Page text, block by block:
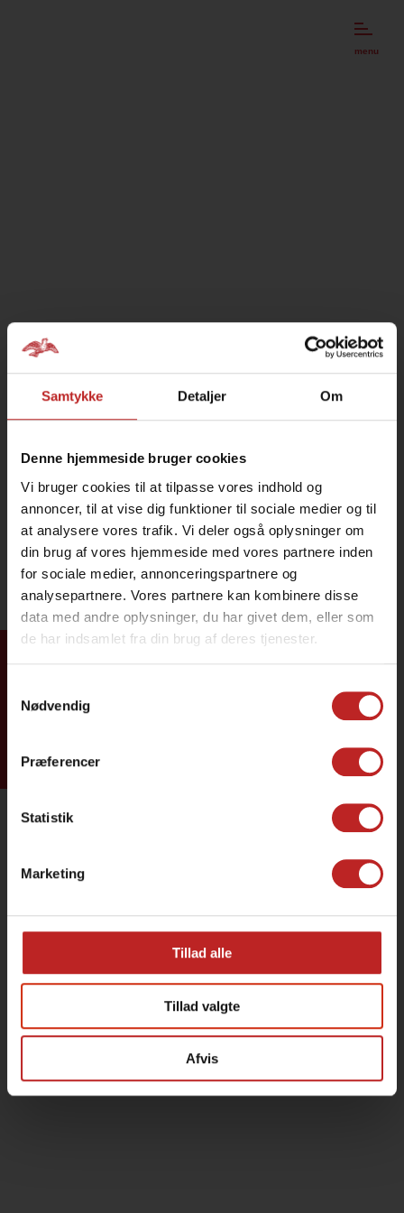
Samtykke Detaljer Om
Denne hjemmeside bruger cookies
Vi bruger cookies til at tilpasse vores indhold og
annoncer, til at vise dig funktioner til sociale medier og til
at analysere vores trafik. Vi deler også oplysninger om
din brug af vores hjemmeside med vores partnere inden
for sociale medier, annonceringspartnere og
analysepartnere. Vores partnere kan kombinere disse
data med andre oplysninger, du har givet dem, eller som
de har indsamlet fra din brug af deres tjenester.
Nødvendig
Præferencer
Statistik
Marketing
Tillad alle
Tillad valgte
Afvis
menu
Tilmeld dig